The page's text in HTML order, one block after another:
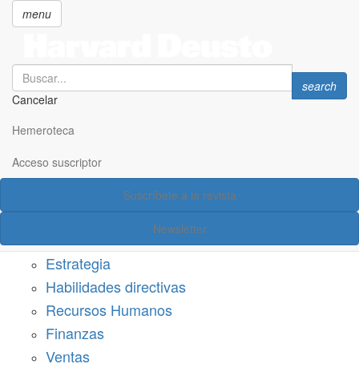
principal
menu
Search
Cancelar
Search
search
Hemeroteca
Acceso suscriptor
Suscríbete a la revista
Newsletter
Acceso suscriptor
Estrategia
Habilidades directivas
Recursos Humanos
Finanzas
Ventas